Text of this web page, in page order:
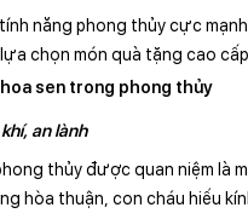
năng phong thủy cực
chọn món quà tặng cao
hoa sen trong phong thủy
an lành
thủy được quan niệm là
hòa thuận, con cháu hiếu